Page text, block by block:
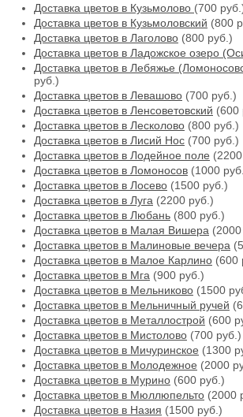
Доставка цветов в Кузьмолово (700
Доставка цветов в Кузьмоловский (800
Доставка цветов в Лаголово (800 руб.)
Доставка цветов в Ладожское озеро
Доставка цветов в Лебяжье
руб.)
Доставка цветов в Левашово (700 руб.)
Доставка цветов в Ленсоветовский (600
Доставка цветов в Лесколово (800 руб.)
Доставка цветов в Лисий Нос (700 руб.)
Доставка цветов в Лодейное поле
Доставка цветов в Ломоносов (1000
Доставка цветов в Лосево (1500 руб.)
Доставка цветов в Луга (2200 руб.)
Доставка цветов в Любань (800 руб.)
Доставка цветов в Малая Вишера
Доставка цветов в Малиновые вечера
Доставка цветов в Малое Карлино (600
Доставка цветов в Мга (900 руб.)
Доставка цветов в Мельниково (1500
Доставка цветов в Мельничный ручей
Доставка цветов в Металлострой (600
Доставка цветов в Мистолово (700 руб.)
Доставка цветов в Мичуринское (1300
Доставка цветов в Молодежное (2000
Доставка цветов в Мурино (600 руб.)
Доставка цветов в Мюллюпельто (2000
Доставка цветов в Назия (1500 руб.)